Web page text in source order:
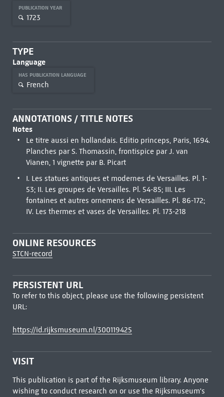
PUBLICATION YEAR
1723
TYPE
Language
HAS PUBLICATION LANGUAGE
French
ANNOTATIONS / TITLE NOTES
Notes
Le titre aussi en hollandais. Editio princeps, Paris, 1694.
Planches par S. Thomassin, frontispice par J. van
Vianen, 1 vignette par B. Picart
I. Les statues antiques et modernes de Versailles. Pl. 1-
53; II. Les groupes de Versailles. Pl. 54-85; III. Les
fontaines et autres ornemens de Versailles. Pl. 86-172;
IV. Les thermes et vases de Versailles. Pl. 173-218
ONLINE RESOURCES
STCN-record
PERSISTENT URL
To refer to this object, please use the following persistent
URL:
https://id.rijksmuseum.nl/300119425
VISIT
This publication is part of the Rijksmuseum library. Anyone
wishing to conduct research on or use the Rijksmuseum's